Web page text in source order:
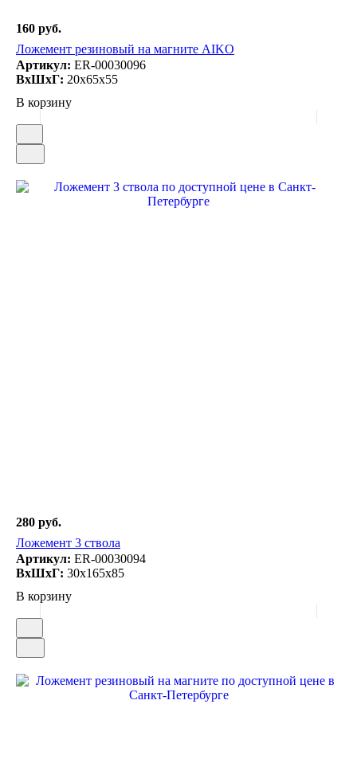
160 руб.
Ложемент резиновый на магните AIKO
Артикул: ER-00030096
ВxШxГ: 20x65x55
В корзину
280 руб.
Ложемент 3 ствола
Артикул: ER-00030094
ВxШxГ: 30x165x85
В корзину